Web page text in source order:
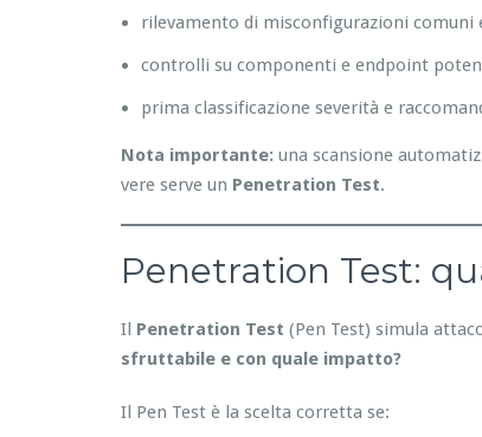
rilevamento di misconfigurazioni comuni
controlli su componenti e endpoint
prima classificazione severità e
Nota importante: una scansione
vere serve un Penetration Test.
Penetration Test:
Il Penetration Test (Pen Test) simula
sfruttabile e con quale impatto?
Il Pen Test è la scelta corretta se: